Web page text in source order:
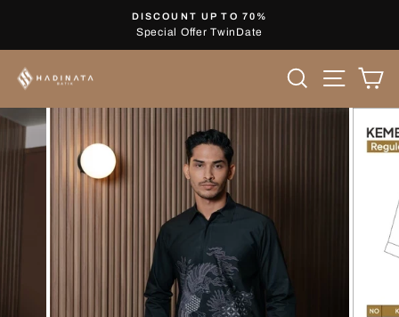
content
Pause
DISCOUNT UP TO 70%
Special Offer TwinDate
Search Site